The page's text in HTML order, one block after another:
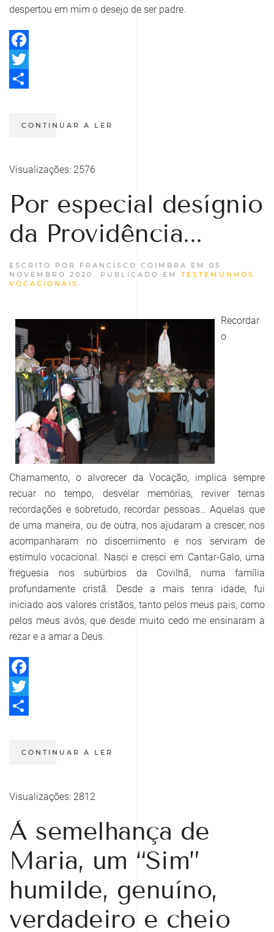
despertou em mim o desejo de ser padre.
Facebook
Twitter
CONTINUAR A LER
Visualizações: 2576
Por especial desígnio
da Providência...
ESCRITO POR FRANCISCO COIMBRA EM 05
NOVEMBRO 2020 . PUBLICADO EM TESTEMUNHOS
VOCACIONAIS .
Recordar
o
Chamamento, o alvorecer da Vocação, implica sempre
recuar no tempo, desvelar memórias, reviver ternas
recordações e sobretudo, recordar pessoas… Aquelas que
de uma maneira, ou de outra, nos ajudaram a crescer, nos
acompanharam no discernimento e nos serviram de
estímulo vocacional. Nasci e cresci em Cantar-Galo, uma
freguesia nos subúrbios da Covilhã, numa família
profundamente cristã. Desde a mais tenra idade, fui
iniciado aos valores cristãos, tanto pelos meus pais, como
pelos meus avós, que desde muito cedo me ensinaram a
rezar e a amar a Deus.
Facebook
Twitter
CONTINUAR A LER
Visualizações: 2812
À semelhança de
Maria, um “Sim”
humilde, genuíno,
verdadeiro e cheio